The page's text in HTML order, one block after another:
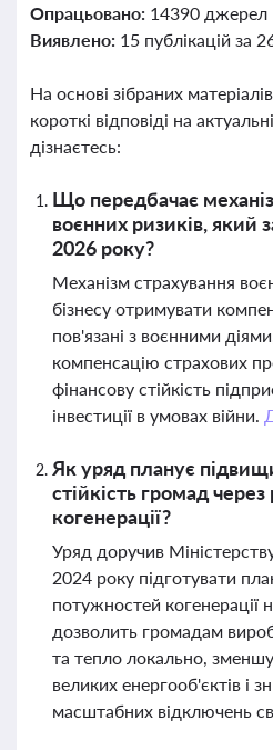
Опрацьовано: 14390 джерел
Виявлено: 15 публікацій за
На основі зібраних
короткі відповіді на
дізнаєтесь:
Що передбачає
воєнних ризиків, який
2026 року?
Механізм страхування
бізнесу отримувати
пов'язані з воєнними
компенсацію страхових
фінансову стійкість
інвестиції в умовах війни.
Як уряд планує
стійкість громад через
когенерації?
Уряд доручив
2024 року підготувати
потужностей когенерації
дозволить громадам
та тепло локально,
великих енергооб'єктів і
масштабних відключень